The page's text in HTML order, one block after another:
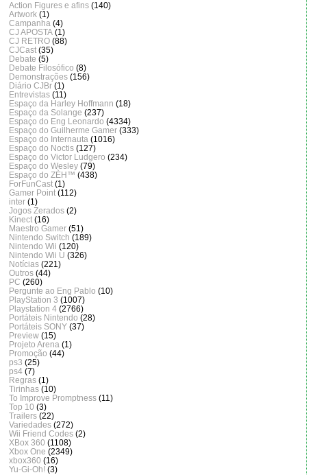
Action Figures e afins (140)
Artwork (1)
Campanha (4)
CJ APOSTA (1)
CJ RETRO (88)
CJCast (35)
Debate (5)
Debate Filosófico (8)
Demonstrações (156)
Diário CJBr (1)
Entrevistas (11)
Espaço da Harley Hoffmann (18)
Espaço da Solange (237)
Espaço do Eng Leonardo (4334)
Espaço do Guilherme Gamer (333)
Espaço do Internauta (1016)
Espaço do Noctis (127)
Espaço do Victor Ludgero (234)
Espaço do Wesley (79)
Espaço do ZÈH™ (438)
ForFunCast (1)
Gamer Point (112)
inter (1)
Jogos Zerados (2)
Kinect (16)
Maestro Gamer (51)
Nintendo Switch (189)
Nintendo Wii (120)
Nintendo Wii U (326)
Notícias (221)
Outros (44)
PC (260)
Pergunte ao Eng Pablo (10)
PlayStation 3 (1007)
Playstation 4 (2766)
Portáteis Nintendo (28)
Portáteis SONY (37)
Preview (15)
Projeto Arena (1)
Promoção (44)
ps3 (25)
ps4 (7)
Regras (1)
Tirinhas (10)
To Improve Promptness (11)
Top 10 (3)
Trailers (22)
Variedades (272)
Wii Friend Codes (2)
XBox 360 (1108)
Xbox One (2349)
xbox360 (16)
Yu-Gi-Oh! (3)